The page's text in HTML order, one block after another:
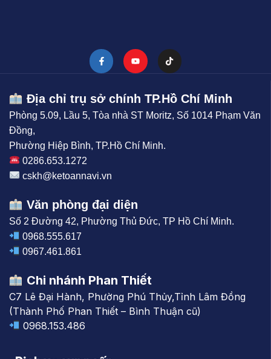
Địa chỉ trụ sở chính TP.Hồ Chí Minh
Phòng 5.09, Lầu 5, Tòa nhà ST Moritz, Số 1014 Phạm Văn
Đồng,
Phường Hiệp Bình, TP.Hồ Chí Minh.
0286.653.1272
cskh@ketoannavi.vn
Văn phòng đại diện
Số 2 Đường 42, Phường Thủ Đức, TP Hồ Chí Minh.
0968.555.617
0967.461.861
Chi nhánh Phan Thiết
C7 Lê Đại Hành, Phường Phú Thủy,Tỉnh Lâm Đồng
(Thành Phố Phan Thiết – Bình Thuận cũ)
0968.153.486